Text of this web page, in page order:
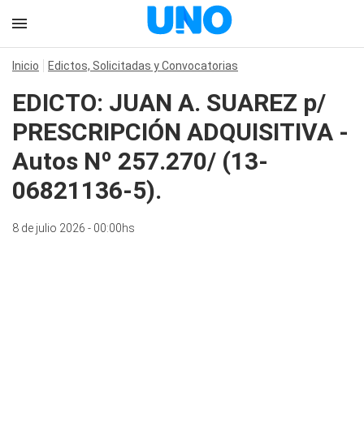
Inicio Edictos, Solicitadas y Convocatorias
EDICTO: JUAN A. SUAREZ p/
PRESCRIPCIÓN ADQUISITIVA -
Autos Nº 257.270/ (13-
06821136-5).
8 de julio 2026 - 00:00hs